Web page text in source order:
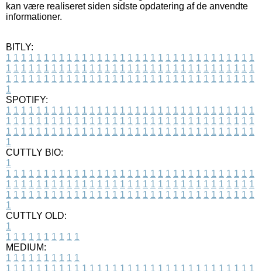
kan være realiseret siden sidste opdatering af de anvendte
informationer.
BITLY:
1 1 1 1 1 1 1 1 1 1 1 1 1 1 1 1 1 1 1 1 1 1 1 1 1 1 1 1 1 1 1 1 1
1 1 1 1 1 1 1 1 1 1 1 1 1 1 1 1 1 1 1 1 1 1 1 1 1 1 1 1 1 1 1 1 1
1 1 1 1 1 1 1 1 1 1 1 1 1 1 1 1 1 1 1 1 1 1 1 1 1 1 1 1 1 1 1 1 1
1
SPOTIFY:
1 1 1 1 1 1 1 1 1 1 1 1 1 1 1 1 1 1 1 1 1 1 1 1 1 1 1 1 1 1 1 1 1
1 1 1 1 1 1 1 1 1 1 1 1 1 1 1 1 1 1 1 1 1 1 1 1 1 1 1 1 1 1 1 1 1
1 1 1 1 1 1 1 1 1 1 1 1 1 1 1 1 1 1 1 1 1 1 1 1 1 1 1 1 1 1 1 1 1
1
CUTTLY BIO:
1
1 1 1 1 1 1 1 1 1 1 1 1 1 1 1 1 1 1 1 1 1 1 1 1 1 1 1 1 1 1 1 1 1
1 1 1 1 1 1 1 1 1 1 1 1 1 1 1 1 1 1 1 1 1 1 1 1 1 1 1 1 1 1 1 1 1
1 1 1 1 1 1 1 1 1 1 1 1 1 1 1 1 1 1 1 1 1 1 1 1 1 1 1 1 1 1 1 1 1
1
CUTTLY OLD:
1
1 1 1 1 1 1 1 1 1 1
MEDIUM:
1 1 1 1 1 1 1 1 1 1
1 1 1 1 1 1 1 1 1 1 1 1 1 1 1 1 1 1 1 1 1 1 1 1 1 1 1 1 1 1 1 1 1